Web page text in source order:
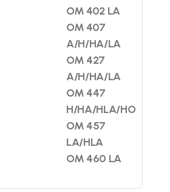
OM 402 LA
OM 407
A/H/HA/LA
OM 427
A/H/HA/LA
OM 447
H/HA/HLA/HO
OM 457
LA/HLA
OM 460 LA